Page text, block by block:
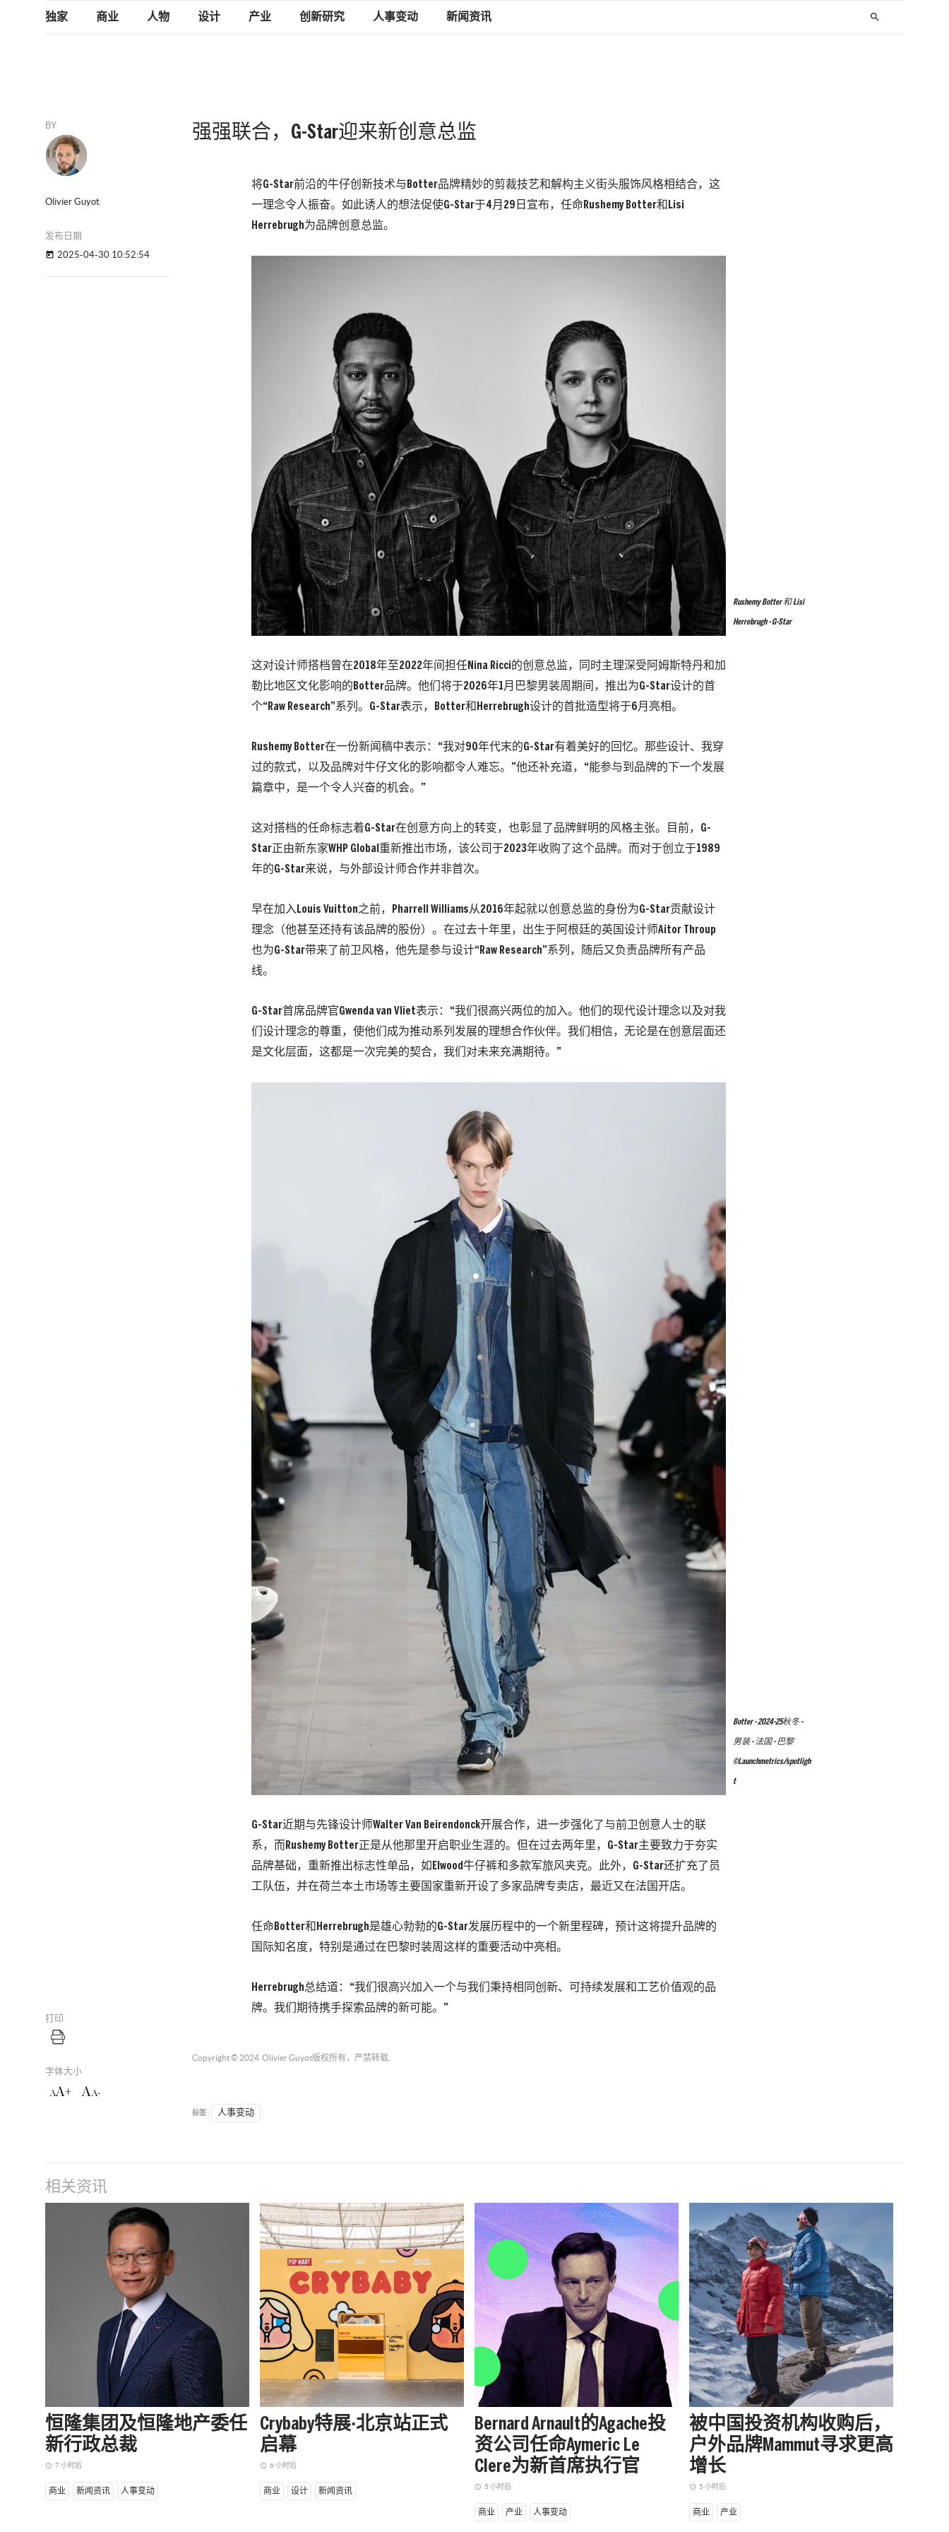
独家 商业 人物 设计 产业 创新研究 人事变动 新闻资讯 search
BY
Olivier Guyot
发布日期
today 2025-04-30 10:52:54
打印
字体大小
AA+ AA-
强强联合，G-Star迎来新创意总监
将G-Star前沿的牛仔创新技术与Botter品牌精妙的剪裁技艺和解构主义街头服饰风格相结合，这
一理念令人振奋。如此诱人的想法促使G-Star于4月29日宣布，任命Rushemy Botter和Lisi
Herrebrugh为品牌创意总监。
Rushemy Botter 和 Lisi
Herrebrugh - G-Star
这对设计师搭档曾在2018年至2022年间担任Nina Ricci的创意总监，同时主理深受阿姆斯特丹和加
勒比地区文化影响的Botter品牌。他们将于2026年1月巴黎男装周期间，推出为G-Star设计的首
个“Raw Research”系列。G-Star表示，Botter和Herrebrugh设计的首批造型将于6月亮相。
Rushemy Botter在一份新闻稿中表示：“我对90年代末的G-Star有着美好的回忆。那些设计、我穿
过的款式，以及品牌对牛仔文化的影响都令人难忘。”他还补充道，“能参与到品牌的下一个发展
篇章中，是一个令人兴奋的机会。”
这对搭档的任命标志着G-Star在创意方向上的转变，也彰显了品牌鲜明的风格主张。目前，G-
Star正由新东家WHP Global重新推出市场，该公司于2023年收购了这个品牌。而对于创立于1989
年的G-Star来说，与外部设计师合作并非首次。
早在加入Louis Vuitton之前，Pharrell Williams从2016年起就以创意总监的身份为G-Star贡献设计
理念（他甚至还持有该品牌的股份）。在过去十年里，出生于阿根廷的英国设计师Aitor Throup
也为G-Star带来了前卫风格，他先是参与设计“Raw Research”系列，随后又负责品牌所有产品
线。
G-Star首席品牌官Gwenda van Vliet表示：“我们很高兴两位的加入。他们的现代设计理念以及对我
们设计理念的尊重，使他们成为推动系列发展的理想合作伙伴。我们相信，无论是在创意层面还
是文化层面，这都是一次完美的契合，我们对未来充满期待。”
Botter - 2024-25秋冬 -
男装 - 法国 - 巴黎
©Launchmetrics/spotligh
t
G-Star近期与先锋设计师Walter Van Beirendonck开展合作，进一步强化了与前卫创意人士的联
系，而Rushemy Botter正是从他那里开启职业生涯的。但在过去两年里，G-Star主要致力于夯实
品牌基础，重新推出标志性单品，如Elwood牛仔裤和多款军旅风夹克。此外，G-Star还扩充了员
工队伍，并在荷兰本土市场等主要国家重新开设了多家品牌专卖店，最近又在法国开店。
任命Botter和Herrebrugh是雄心勃勃的G-Star发展历程中的一个新里程碑，预计这将提升品牌的
国际知名度，特别是通过在巴黎时装周这样的重要活动中亮相。
Herrebrugh总结道：“我们很高兴加入一个与我们秉持相同创新、可持续发展和工艺价值观的品
牌。我们期待携手探索品牌的新可能。”
Copyright © 2024 Olivier Guyot版权所有，严禁转载.
标签 : 人事变动
相关资讯
恒隆集团及恒隆地产委任
新行政总裁
access_time 7 小时后
商业 新闻资讯 人事变动
Crybaby特展·北京站正式
启幕
access_time 6 小时后
商业 设计 新闻资讯
Bernard Arnault的Agache投
资公司任命Aymeric Le
Clere为新首席执行官
access_time 5 小时后
商业 产业 人事变动
被中国投资机构收购后，
户外品牌Mammut寻求更高
增长
access_time 5 小时后
商业 产业